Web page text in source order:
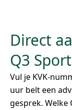
Direct
Q3
Vul je KVK-
uur belt een
gesprek. Welke